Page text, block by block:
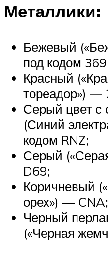
Металлики:
Бежевый
под кодом
Красный
тореадор») —
Серый цвет с
(Синий
кодом RNZ;
Серый
D69;
Коричневый
орех») — CNA;
Черный
(«Черная